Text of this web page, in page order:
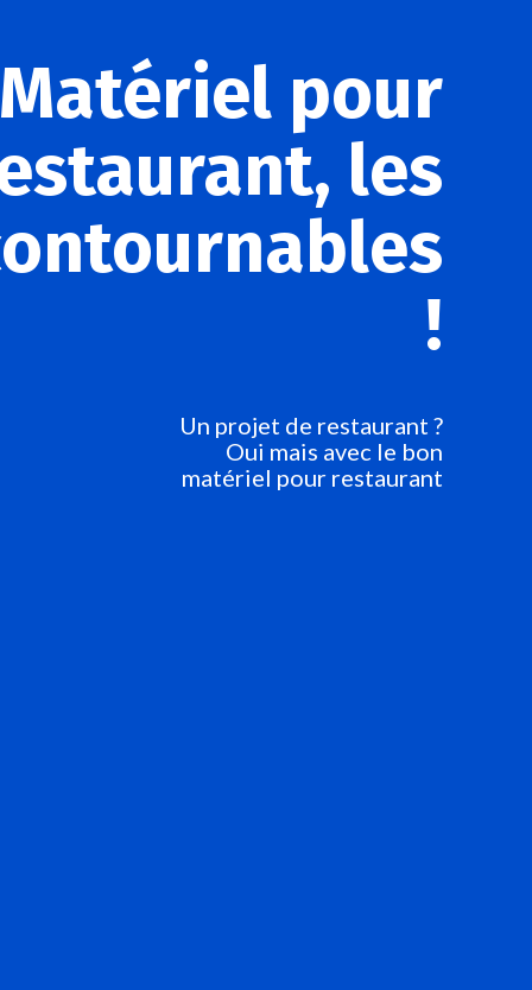
Matériel pour
les
!
Un projet de restaurant ?
Oui mais avec le bon
matériel pour restaurant